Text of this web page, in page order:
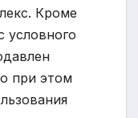
Кроме
условного
при этом